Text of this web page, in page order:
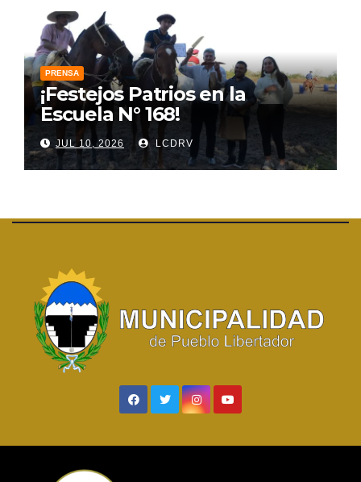
PRENSA
¡Festejos Patrios en la
Escuela N° 168!
JUL 10, 2026 LCDRV